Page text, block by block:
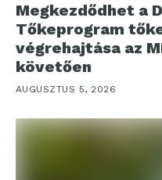
Megkezdődhet a
Tőkeprogram
végrehajtása az
követően
AUGUSZTUS 5, 2026